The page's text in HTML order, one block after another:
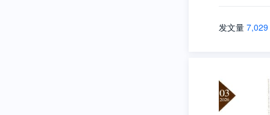
发文量 7,029